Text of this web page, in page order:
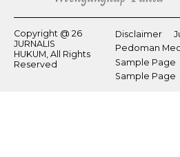
Copyright @ 26
JURNALIS
HUKUM, All Rights
Reserved
Disclaimer
Pedoman
Sample Page
Sample Page